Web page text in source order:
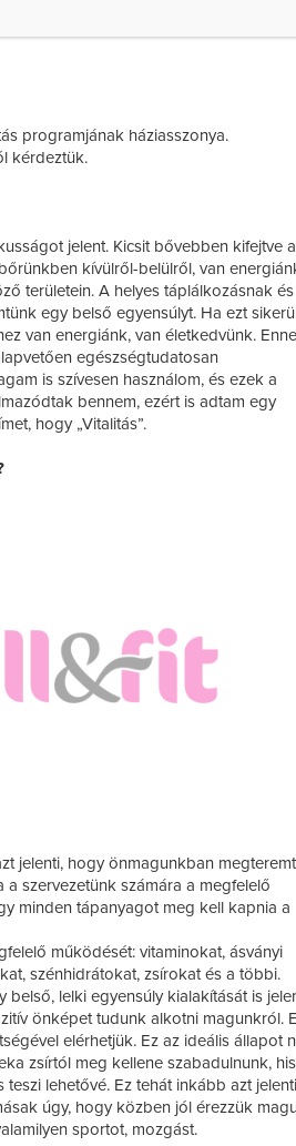
programjának háziasszonya.
kérdeztük.
jelent. Kicsit bővebben kifejtve
kívülről-belülről, van
területein. A helyes táplálkozásnak és
egy belső egyensúlyt. Ha ezt
van energiánk, van életkedvünk.
egészségtudatosan
is szívesen használom, és ezek a
bennem, ezért is adtam egy
hogy „Vitalitás”.
jelenti, hogy önmagunkban
szervezetünk számára a megfelelő
minden tápanyagot meg kell kapnia a
működését: vitaminokat, ásványi
szénhidrátokat, zsírokat és a többi.
belső, lelki egyensúly kialakítását is
önképet tudunk alkotni magunkról.
elérhetjük. Ez az ideális állapot
zsírtól meg kellene szabadulnunk,
lehetővé. Ez tehát inkább azt
úgy, hogy közben jól érezzük
sportot, mozgást.